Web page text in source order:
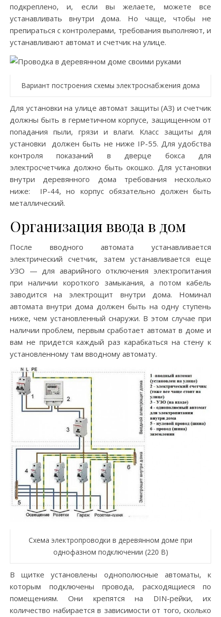
подкреплено, и, если вы желаете, можете все
устанавливать внутри дома. Но чаще, чтобы не
препираться с контролерами, требования выполняют, и
устанавливают автомат и счетчик на улице.
Вариант построения схемы электроснабжения дома
Для установки на улице автомат защиты (АЗ) и счетчик
должны быть в герметичном корпусе, защищенном от
попадания пыли, грязи и влаги. Класс защиты для
установки должен быть не ниже IP-55. Для удобства
контроля показаний в дверце бокса для
электросчетчика должно быть окошко. Для установки
внутри деревянного дома требования несколько
ниже: IP-44, но корпус обязательно должен быть
металлический.
Организация ввода в дом
После вводного автомата устанавливается
электрический счетчик, затем устанавливается еще
УЗО — для аварийного отключения электропитания
при наличии короткого замыкания, а потом кабель
заводится на электрощит внутри дома. Номинал
автомата внутри дома должен быть на одну ступень
ниже, чем установленный снаружи. В этом случае при
наличии проблем, первым сработает автомат в доме и
вам не придется каждый раз карабкаться на стену к
установленному там вводному автомату.
Схема электропроводки в деревянном доме при
однофазном подключении (220 В)
В щитке установлены однополюсные автоматы, к
которым подключены провода, расходящиеся по
помещениям. Они крепятся на DIN-рейки, их
количество набирается в зависимости от того, сколько